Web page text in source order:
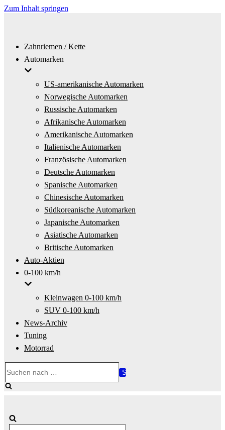
Zum Inhalt springen
Zahnriemen / Kette
Automarken
US-amerikanische Automarken
Norwegische Automarken
Russische Automarken
Afrikanische Automarken
Amerikanische Automarken
Italienische Automarken
Französische Automarken
Deutsche Automarken
Spanische Automarken
Chinesische Automarken
Südkoreanische Automarken
Japanische Automarken
Asiatische Automarken
Britische Automarken
Auto-Aktien
0-100 km/h
Kleinwagen 0-100 km/h
SUV 0-100 km/h
News-Archiv
Tuning
Motorrad
nach …